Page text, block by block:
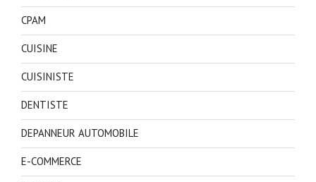
CPAM
CUISINE
CUISINISTE
DENTISTE
DEPANNEUR AUTOMOBILE
E-COMMERCE